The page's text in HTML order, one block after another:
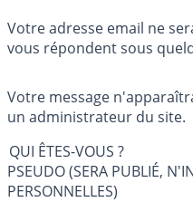
Votre adresse email ne
vous répondent sous
Votre message
un administrateur du site.
QUI ÊTES-VOUS ?
PSEUDO (SERA PUBLIÉ,
PERSONNELLES)